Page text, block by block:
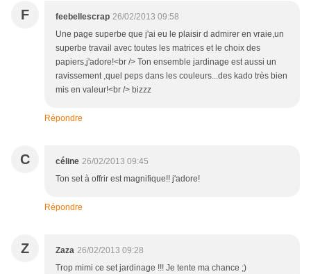
F feebellescrap 26/02/2013 09:58
Une page superbe que j'ai eu le plaisir d admirer en vraie,un
superbe travail avec toutes les matrices et le choix des
papiers,j'adore!<br /> Ton ensemble jardinage est aussi un
ravissement ,quel peps dans les couleurs...des kado très bien
mis en valeur!<br /> bizzz
Répondre
C céline 26/02/2013 09:45
Ton set à offrir est magnifique!! j'adore!
Répondre
Z Zaza 26/02/2013 09:28
Trop mimi ce set jardinage !!! Je tente ma chance ;)